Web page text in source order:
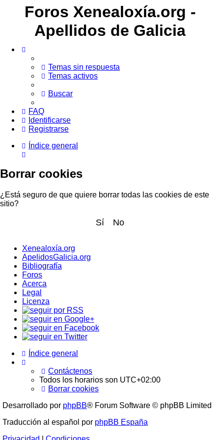
Foros Xenealoxía.org -
Apellidos de Galicia
Temas sin respuesta
Temas activos
Buscar
FAQ
Identificarse
Registrarse
Índice general
Borrar cookies
¿Está seguro de que quiere borrar todas las cookies de este
sitio?
Xenealoxía.org
ApelidosGalicia.org
Bibliografía
Foros
Acerca
Legal
Licenza
Índice general
Contáctenos
Todos los horarios son UTC+02:00
Borrar cookies
Desarrollado por phpBB® Forum Software © phpBB Limited
Traducción al español por phpBB España